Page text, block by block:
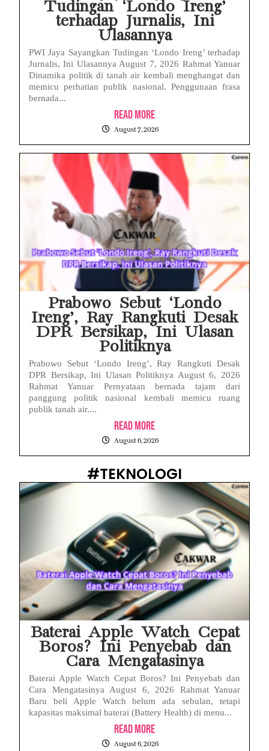
Tudingan ‘Londo Ireng’
terhadap Jurnalis, Ini
Ulasannya
PWI Jaya Sayangkan Tudingan ‘Londo Ireng’ terhadap
Jurnalis, Ini Ulasannya August 7, 2026 Rahmat Yanuar
Dinamika politik di tanah air kembali menghangat dan
memicu perhatian publik nasional. Penggunaan frasa
bernada...
Read More
August 7, 2026
Prabowo Sebut ‘Londo
Ireng’, Ray Rangkuti Desak
DPR Bersikap, Ini Ulasan
Politiknya
Prabowo Sebut ‘Londo Ireng’, Ray Rangkuti Desak
DPR Bersikap, Ini Ulasan Politiknya August 6, 2026
Rahmat Yanuar Pernyataan bernada tajam dari
panggung politik nasional kembali memicu ruang
publik tanah air....
Read More
August 6, 2026
#TEKNOLOGI
Baterai Apple Watch Cepat
Boros? Ini Penyebab dan
Cara Mengatasinya
Baterai Apple Watch Cepat Boros? Ini Penyebab dan
Cara Mengatasinya August 6, 2026 Rahmat Yanuar
Baru beli Apple Watch belum ada sebulan, tetapi
kapasitas maksimal baterai (Battery Health) di menu...
Read More
August 6, 2026